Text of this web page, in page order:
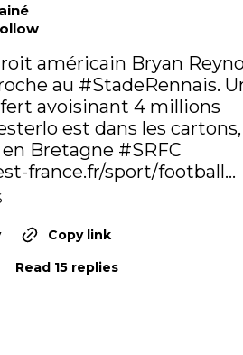
américain Bryan
au #StadeRennais.
avoisinant 4 millions
est dans les
Bretagne #SRFC
france.fr/sport/football…
Copy link
Read 15 replies